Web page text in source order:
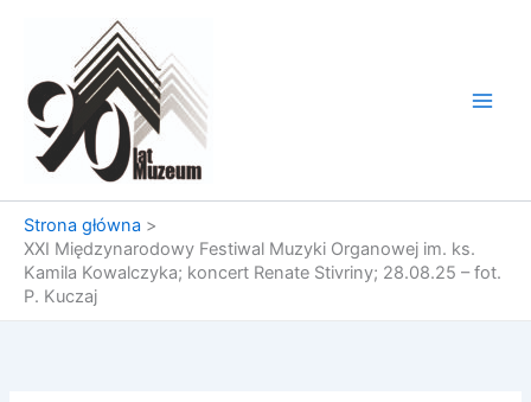
Strona główna
XXI Międzynarodowy Festiwal Muzyki Organowej im. ks.
Kamila Kowalczyka; koncert Renate Stivriny; 28.08.25 – fot.
P. Kuczaj